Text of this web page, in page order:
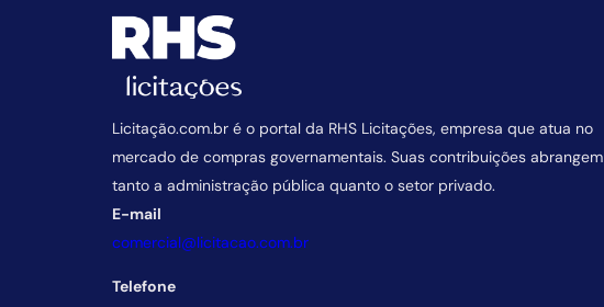
Licitação.com.br é o portal da RHS Licitações, empresa que atua no
mercado de compras governamentais. Suas contribuições abrangem
tanto a administração pública quanto o setor privado.
E-mail
comercial@licitacao.com.br
Telefone